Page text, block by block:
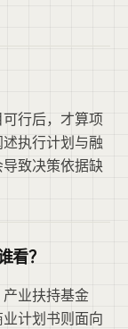
行后，才算项
执行计划与融
致决策依据缺
看？
业扶持基金
计划书则面向